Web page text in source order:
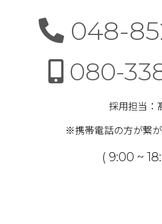
048-
080-
採用担当：
※携帯電話の方が繋
( 9:00 ~